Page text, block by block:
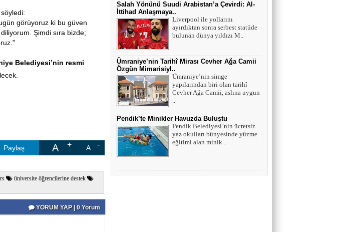
söyledi:
görüyoruz ki bu güven
diliyorum. Şimdi sıra bizde;
Belediyesi’nin resmi
Paylaş A A
üniversite öğrencilerine destek
YORUM YAP | 0 Yorum
Salah Yönünü Suudi Arabistan’a Çevirdi: Al-
İttihad Anlaşmaya..
Liverpool ile yollarını
ayırdıktan sonra serbest statüde
bulunan dünya yıldızı M..
Ümraniye’nin Tarihî Mirası Cevher Ağa Camii
Özgün Mimarisiyl..
Ümraniye’nin simge
yapılarından biri olan tarihî
Cevher Ağa Camii, aslına uygun
..
Pendik’te Minikler Havuzda Buluştu
Pendik Belediyesi’nin ücretsiz
yaz okulları bünyesinde yüzme
eğitimi alan minik ..